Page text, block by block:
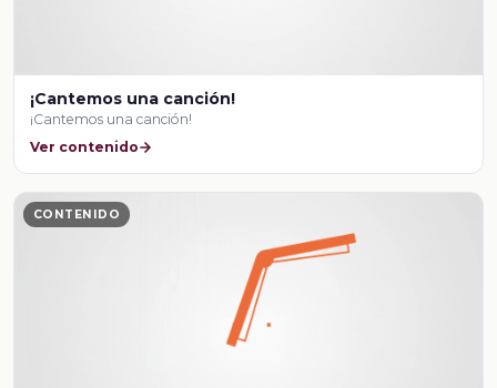
¡Cantemos una canción!
¡Cantemos una canción!
Ver contenido
CONTENIDO